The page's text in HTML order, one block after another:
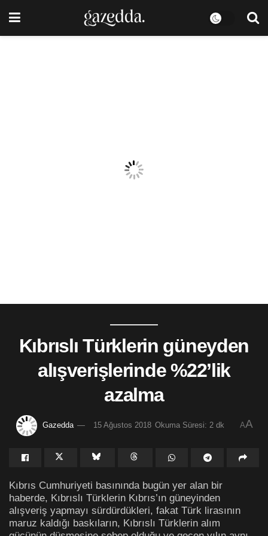
Kıbrıslı Türklerin güneyden
alışverişlerinde %22’lik
azalma
Gazedda 15 Ağustos 2018 Okuma Süresi: 2 dk AA
Kıbrıs Cumhuriyeti basınında bugün yer alan bir
haberde, Kıbrıslı Türklerin Kıbrıs’ın güneyinden
alışveriş yapmayı sürdürdükleri, fakat Türk lirasının
maruz kaldığı baskıların, Kıbrıslı Türklerin alım